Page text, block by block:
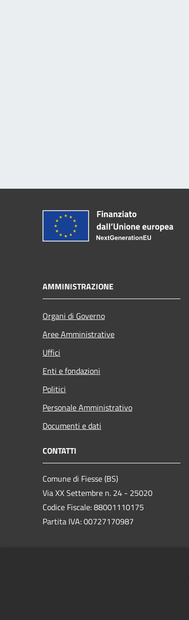
AMMINISTRAZIONE
Organi di Governo
Aree Amministrative
Uffici
Enti e fondazioni
Politici
Personale Amministrativo
Documenti e dati
CONTATTI
Comune di Fiesse (BS)
Via XX Settembre n. 24 - 25020
Codice Fiscale: 88001110175
Partita IVA: 00727170987